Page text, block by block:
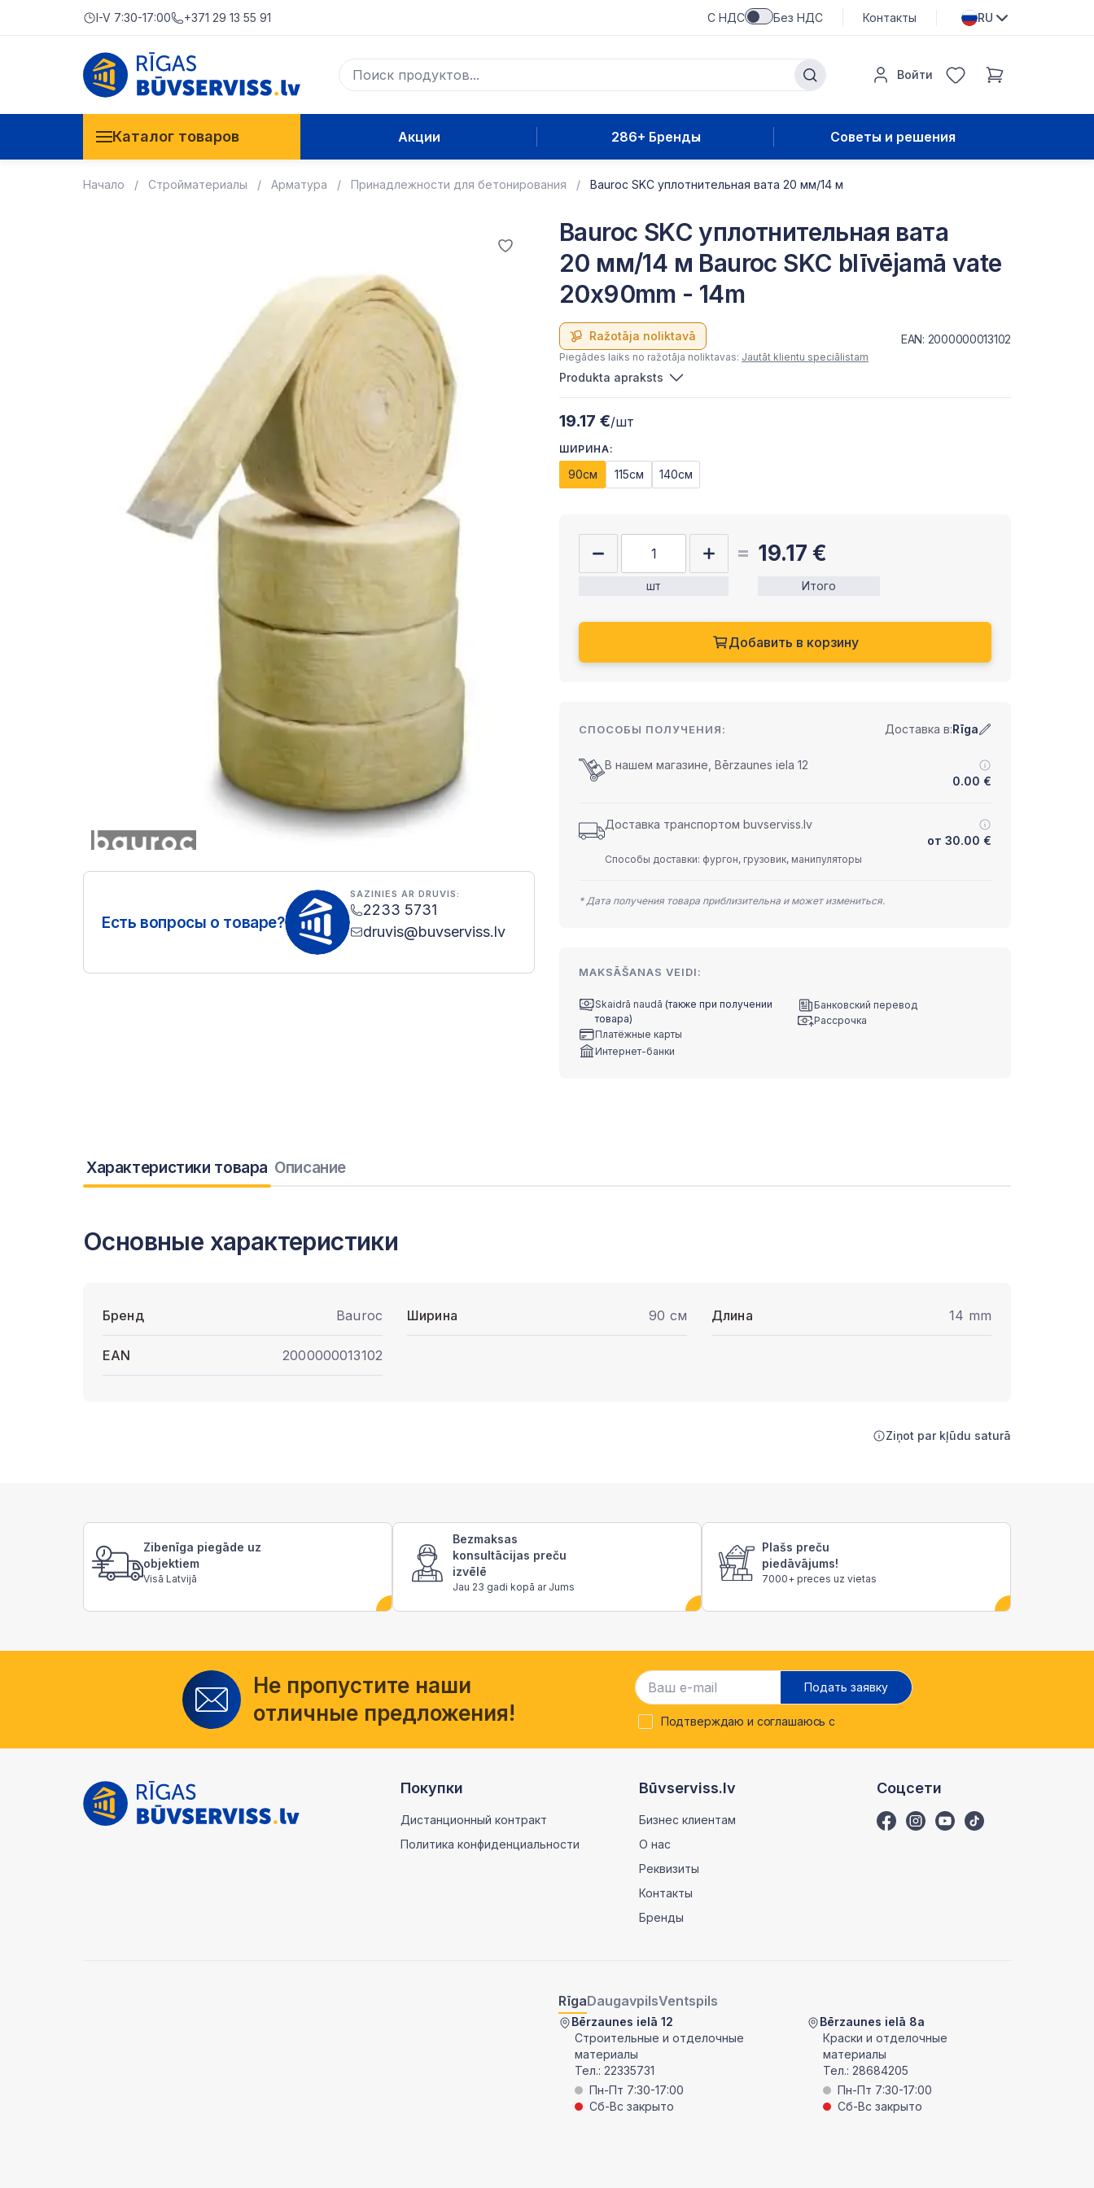
I-V 7:30-17:00 +371 29 13 55 91 С НДС Без НДС Контакты RU
Войти
Каталог товаров Акции 286+ Бренды Советы и решения
Начало Стройматериалы Арматура Принадлежности для бетонирования Bauroc SKC уплотнительная вата 20 мм/14 м
Есть вопросы о товаре?
SAZINIES AR DRUVIS:
2233 5731
druvis@buvserviss.lv
Bauroc SKC уплотнительная вата
20 мм/14 м Bauroc SKC blīvējamā vate
20x90mm - 14m
Ražotāja noliktavā EAN: 2000000013102
Piegādes laiks no ražotāja noliktavas: Jautāt klientu speciālistam
Produkta apraksts
19.17 €/шт
ШИРИНА:
90см 115см 140см
шт
19.17 €
Итого
Добавить в корзину
СПОСОБЫ ПОЛУЧЕНИЯ: Доставка в:Rīga
В нашем магазине, Bērzaunes iela 12
0.00 €
Доставка транспортом buvserviss.lv
от 30.00 €
Способы доставки: фургон, грузовик, манипуляторы
* Дата получения товара приблизительна и может измениться.
MAKSĀŠANAS VEIDI:
Skaidrā naudā (также при получении
товара)
Платёжные карты
Интернет-банки
Банковский перевод
Рассрочка
Характеристики товара Описание
Основные характеристики
Бренд Bauroc Ширина 90 см Длина 14 mm
EAN 2000000013102
Ziņot par kļūdu saturā
Zibenīga piegāde uz
objektiem
Visā Latvijā
Bezmaksas
konsultācijas preču
izvēlē
Jau 23 gadi kopā ar Jums
Plašs preču
piedāvājums!
7000+ preces uz vietas
Не пропустите наши
отличные предложения!
Подать заявку
Подтверждаю и соглашаюсь с
Покупки
Дистанционный контракт
Политика конфиденциальности
Būvserviss.lv
Бизнес клиентам
О нас
Реквизиты
Контакты
Бренды
Соцсети
RīgaDaugavpilsVentspils
Bērzaunes ielā 12
Строительные и отделочные
материалы
Тел.: 22335731
Пн-Пт 7:30-17:00
Сб-Вс закрыто
Bērzaunes ielā 8a
Краски и отделочные
материалы
Тел.: 28684205
Пн-Пт 7:30-17:00
Сб-Вс закрыто